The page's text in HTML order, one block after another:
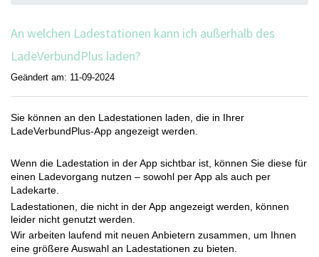
An welchen Ladestationen kann ich außerhalb des
LadeVerbundPlus laden?
Geändert am: 11-09-2024
Sie können an den Ladestationen laden, die in Ihrer
LadeVerbundPlus-App angezeigt werden.
Wenn die Ladestation in der App sichtbar ist, können Sie diese für
einen Ladevorgang nutzen – sowohl per App als auch per
Ladekarte.
Ladestationen, die nicht in der App angezeigt werden, können
leider nicht genutzt werden.
Wir arbeiten laufend mit neuen Anbietern zusammen, um Ihnen
eine größere Auswahl an Ladestationen zu bieten.